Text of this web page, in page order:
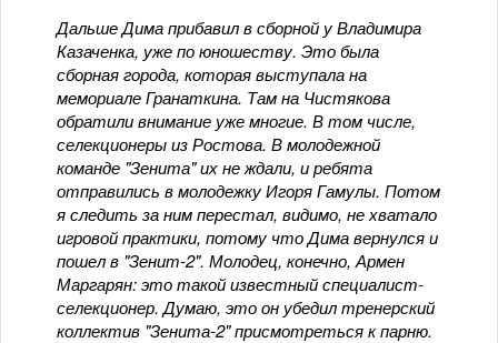
Дальше Дима прибавил в сборной у Владимира
Казаченка, уже по юношеству. Это была
сборная города, которая выступала на
мемориале Гранаткина. Там на Чистякова
обратили внимание уже многие. В том числе,
селекционеры из Ростова. В молодежной
команде "Зенита" их не ждали, и ребята
отправились в молодежку Игоря Гамулы. Потом
я следить за ним перестал, видимо, не хватало
игровой практики, потому что Дима вернулся и
пошел в "Зенит-2". Молодец, конечно, Армен
Маргарян: это такой известный специалист-
селекционер. Думаю, это он убедил тренерский
коллектив "Зенита-2" присмотреться к парню.